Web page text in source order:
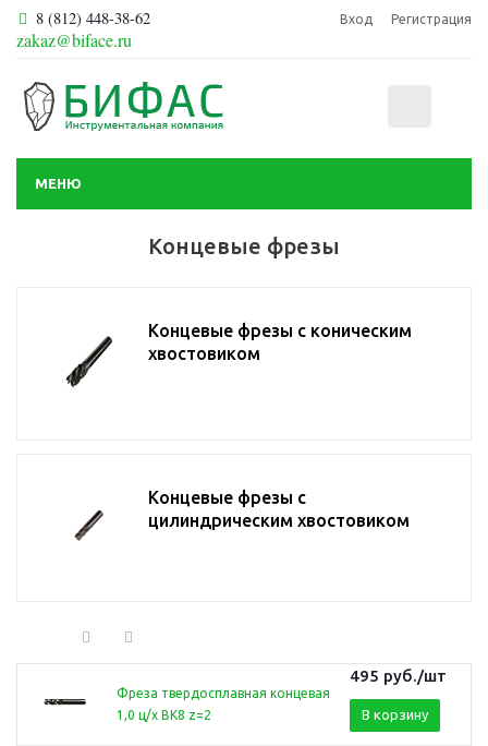
8 (812) 448-38-62
zakaz@biface.ru
Вход Регистрация
МЕНЮ
Концевые фрезы
Концевые фрезы с коническим
хвостовиком
Концевые фрезы с
цилиндрическим хвостовиком
Фреза твердосплавная концевая
1,0 ц/х ВК8 z=2
495 руб./шт
В корзину